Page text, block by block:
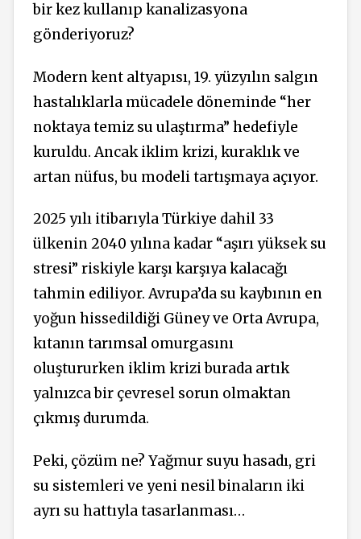
bir kez kullanıp kanalizasyona
gönderiyoruz?
Modern kent altyapısı, 19. yüzyılın salgın
hastalıklarla mücadele döneminde “her
noktaya temiz su ulaştırma” hedefiyle
kuruldu. Ancak iklim krizi, kuraklık ve
artan nüfus, bu modeli tartışmaya açıyor.
2025 yılı itibarıyla Türkiye dahil 33
ülkenin 2040 yılına kadar “aşırı yüksek su
stresi” riskiyle karşı karşıya kalacağı
tahmin ediliyor. Avrupa’da su kaybının en
yoğun hissedildiği Güney ve Orta Avrupa,
kıtanın tarımsal omurgasını
oluştururken iklim krizi burada artık
yalnızca bir çevresel sorun olmaktan
çıkmış durumda.
Peki, çözüm ne? Yağmur suyu hasadı, gri
su sistemleri ve yeni nesil binaların iki
ayrı su hattıyla tasarlanması…